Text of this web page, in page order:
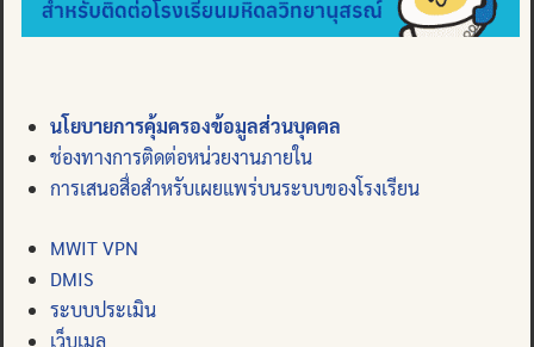
นโยบายการคุ้มครองข้อมูลส่วนบุคคล
ช่องทางการติดต่อหน่วยงานภายใน
การเสนอสื่อสำหรับเผยแพร่บนระบบของโรงเรียน
MWIT VPN
DMIS
ระบบประเมิน
เว็บเมล